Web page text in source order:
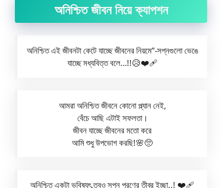
অনিশ্চিত জীবন নিয়ে ক্যাপশন
অনিশ্চিত এই জীবনটা কেটে যাচ্ছে জীবনের নিয়মে”-সপ্নগুলো ভেঙে
যাচ্ছে মধ্যবিত্ত বলে…!!😥❤️‍🩹
আমরা অনিশ্চিত জীবনে কোনো প্ল্যান নেই,
বেঁচে আছি এটাই সফলতা।
জীবন যাচ্ছে জীবনের মতো করে
আমি শুধু উপভোগ করছি!🌸🥺
অনিশ্চিত একটা ভবিষ্যৎ,তবুও সপ্ন পূরণের তীব্র ইচ্ছা..! ❤️‍🩹